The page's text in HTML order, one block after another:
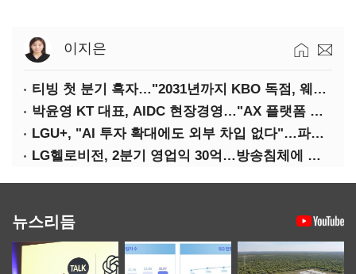
이지은
티빙 첫 분기 흑자…"2031년까지 KBO 독점, 웨이브 합병도 속도"
박윤영 KT 대표, AIDC 현장경영…"AX 플랫폼 핵심 인프라로 키운다"
LGU+, "AI 투자 확대에도 외부 차입 없다"…파주 AIDC 수익성 자신
LG헬로비전, 2분기 영업익 30억…방송침체에 교육용 단말 시장도 축소
뉴스리듬